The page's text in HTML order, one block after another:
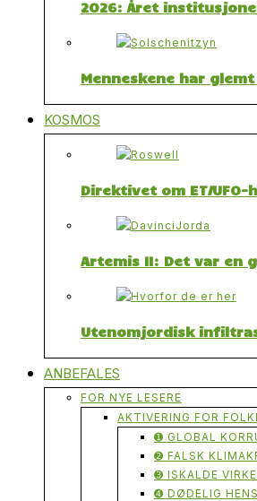
2026: Året
Menneskene har
KOSMOS
Direktivet om ET/
Artemis II: Det var en
Utenomjordisk
ANBEFALES
FOR NYE LESERE
AKTIVERING FOR
➊ GLOBAL
➋ FALSK
➌ ISKALDE
➍ DØDELIG